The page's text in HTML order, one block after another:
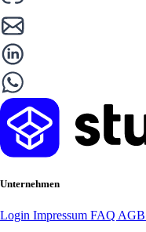
Unternehmen
Login Impressum FAQ AGB